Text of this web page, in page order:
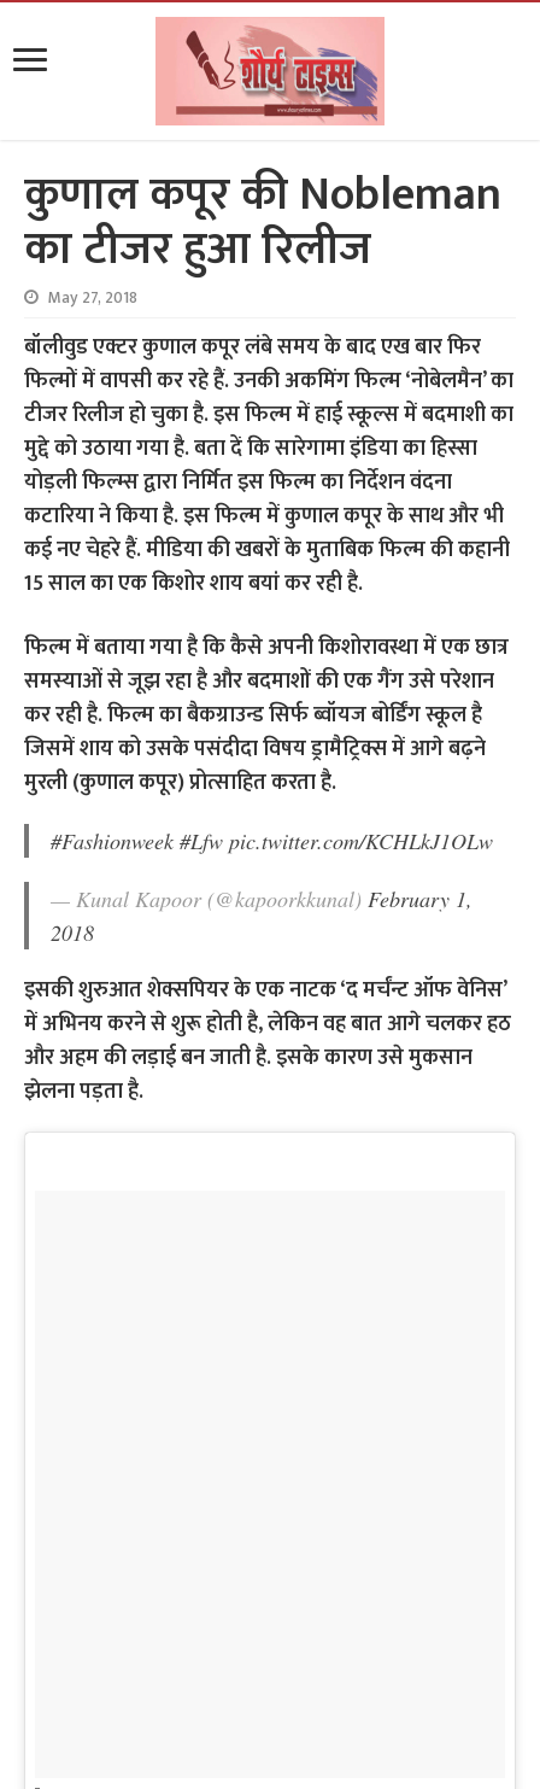
कुणाल कपूर की Nobleman
का टीजर हुआ रिलीज
May 27, 2018
बॉलीवुड एक्टर कुणाल कपूर लंबे समय के बाद एख बार फिर
फिल्मों में वापसी कर रहे हैं. उनकी अकमिंग फिल्म ‘नोबेलमैन’ का
टीजर रिलीज हो चुका है. इस फिल्म में हाई स्कूल्स में बदमाशी का
मुद्दे को उठाया गया है. बता दें कि सारेगामा इंडिया का हिस्सा
योड़ली फिल्म्स द्वारा निर्मित इस फिल्म का निर्देशन वंदना
कटारिया ने किया है. इस फिल्म में कुणाल कपूर के साथ और भी
कई नए चेहरे हैं. मीडिया की खबरों के मुताबिक फिल्म की कहानी
15 साल का एक किशोर शाय बयां कर रही है.
फिल्म में बताया गया है कि कैसे अपनी किशोरावस्था में एक छात्र
समस्याओं से जूझ रहा है और बदमाशों की एक गैंग उसे परेशान
कर रही है. फिल्म का बैकग्राउन्ड सिर्फ ब्वॉयज बोर्डिंग स्कूल है
जिसमें शाय को उसके पसंदीदा विषय ड्रामैट्रिक्स में आगे बढ़ने
मुरली (कुणाल कपूर) प्रोत्साहित करता है.
#Fashionweek #Lfw pic.twitter.com/KCHLkJ1OLw
— Kunal Kapoor (@kapoorkkunal)February 1,
2018
इसकी शुरुआत शेक्सपियर के एक नाटक ‘द मर्चंन्ट ऑफ वेनिस’
में अभिनय करने से शुरू होती है, लेकिन वह बात आगे चलकर हठ
और अहम की लड़ाई बन जाती है. इसके कारण उसे मुकसान
झेलना पड़ता है.